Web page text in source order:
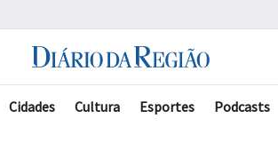
Cidades Cultura Esportes Podcasts